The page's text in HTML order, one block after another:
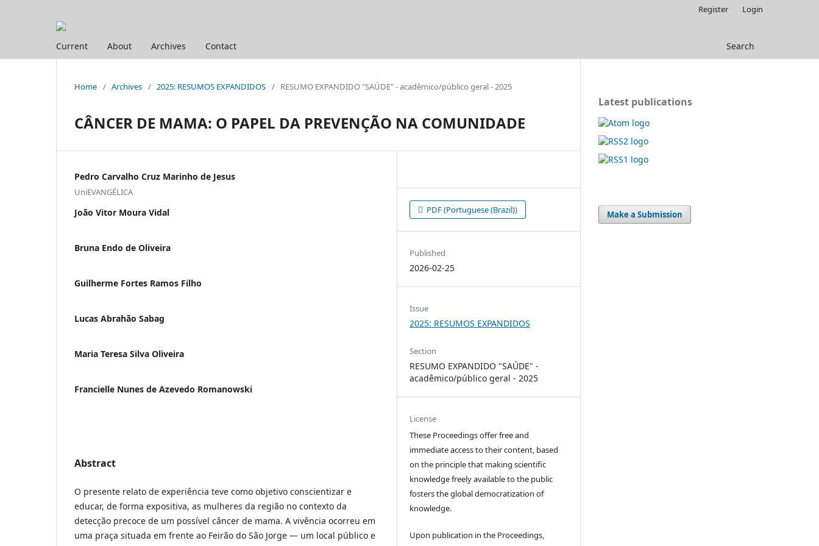
Current About Archives Contact Search
Register Login
Home / Archives / 2025: RESUMOS EXPANDIDOS / RESUMO EXPANDIDO "SAÚDE" - acadêmico/público geral - 2025
CÂNCER DE MAMA: O PAPEL DA PREVENÇÃO NA COMUNIDADE
Pedro Carvalho Cruz Marinho de Jesus
UniEVANGÉLICA
João Vitor Moura Vidal
Bruna Endo de Oliveira
Guilherme Fortes Ramos Filho
Lucas Abrahão Sabag
Maria Teresa Silva Oliveira
Francielle Nunes de Azevedo Romanowski
Abstract
O presente relato de experiência teve como objetivo conscientizar e
educar, de forma expositiva, as mulheres da região no contexto da
detecção precoce de um possível câncer de mama. A vivência ocorreu em
uma praça situada em frente ao Feirão do São Jorge — um local público e
PDF (Portuguese (Brazil))
Published
2026-02-25
Issue
2025: RESUMOS EXPANDIDOS
Section
RESUMO EXPANDIDO "SAÚDE" -
acadêmico/público geral - 2025
License
These Proceedings offer free and
immediate access to their content, based
on the principle that making scientific
knowledge freely available to the public
fosters the global democratization of
knowledge.
Upon publication in the Proceedings,
Latest publications
Make a Submission